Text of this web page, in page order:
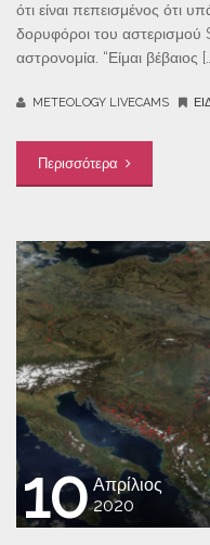
ότι είναι πεπεισμένος ότι
δορυφόροι του αστερισμού
αστρονομία. “Είμαι βέβαιος
METEOLOGY LIVECAMS
Περισσότερα
10 Απρίλιος
2020